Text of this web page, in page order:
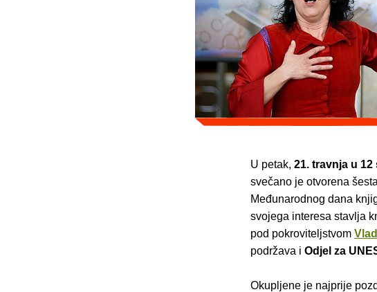
U petak, 21. travnja u 12
svečano je otvorena
Međunarodnog dana
svojega interesa stavlja
pod pokroviteljstvom
podržava i Odjel za
Okupljene je najprije